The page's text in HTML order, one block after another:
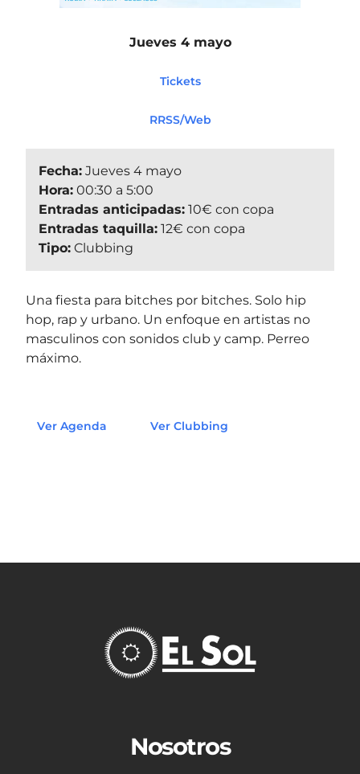
Jueves 4 mayo
Tickets
RRSS/Web
Fecha: Jueves 4 mayo
Hora: 00:30 a 5:00
Entradas anticipadas: 10€ con copa
Entradas taquilla: 12€ con copa
Tipo: Clubbing
Una fiesta para bitches por bitches. Solo hip
hop, rap y urbano. Un enfoque en artistas no
masculinos con sonidos club y camp. Perreo
máximo.
Ver Agenda Ver Clubbing
Nosotros